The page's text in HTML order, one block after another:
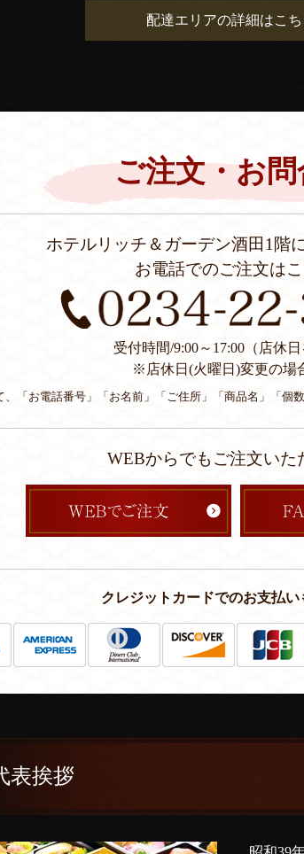
配達エリアの詳細はこ
ご注文・お問
ホテルリッチ＆ガーデン酒田1階
お電話でのご注文は
受付時間/9:00～17:00（店休
※店休日(火曜日)変更の場
、「お電話番号」「お名前」「ご住所」「商品名」「個
WEBからでもご注文いた
クレジットカードでのお支払い
表挨拶